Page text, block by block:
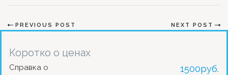
PREVIOUS POST NEXT POST
Коротко о ценах
Справка о
1500руб.